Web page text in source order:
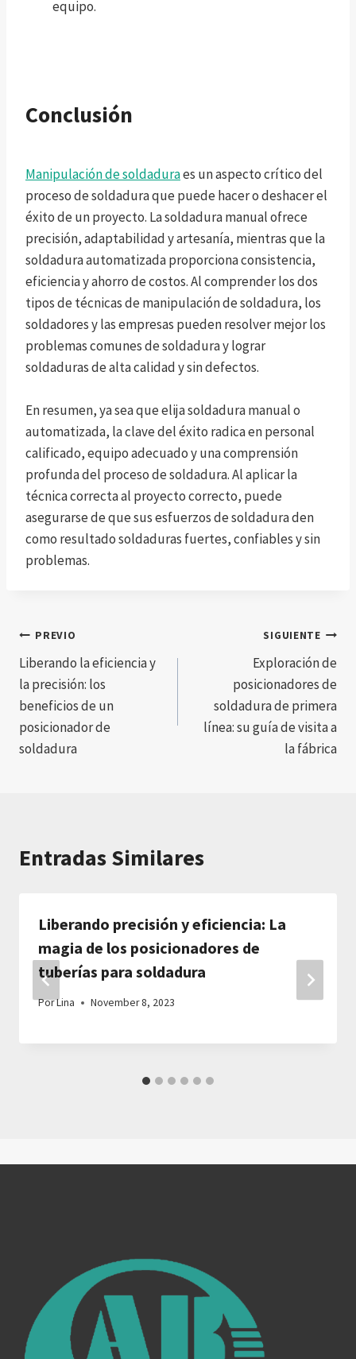
equipo.
Conclusión
Manipulación de soldaduraes un aspecto crítico del
proceso de soldadura que puede hacer o deshacer el
éxito de un proyecto. La soldadura manual ofrece
precisión, adaptabilidad y artesanía, mientras que la
soldadura automatizada proporciona consistencia,
eficiencia y ahorro de costos. Al comprender los dos
tipos de técnicas de manipulación de soldadura, los
soldadores y las empresas pueden resolver mejor los
problemas comunes de soldadura y lograr
soldaduras de alta calidad y sin defectos.
En resumen, ya sea que elija soldadura manual o
automatizada, la clave del éxito radica en personal
calificado, equipo adecuado y una comprensión
profunda del proceso de soldadura. Al aplicar la
técnica correcta al proyecto correcto, puede
asegurarse de que sus esfuerzos de soldadura den
como resultado soldaduras fuertes, confiables y sin
problemas.
Post
navigation
PREVIO
Liberando la eficiencia y
la precisión: los
beneficios de un
posicionador de
soldadura
SIGUIENTE
Exploración de
posicionadores de
soldadura de primera
línea: su guía de visita a
la fábrica
Entradas Similares
Liberando precisión y eficiencia: La
magia de los posicionadores de
tuberías para soldadura
PorLina November 8, 2023